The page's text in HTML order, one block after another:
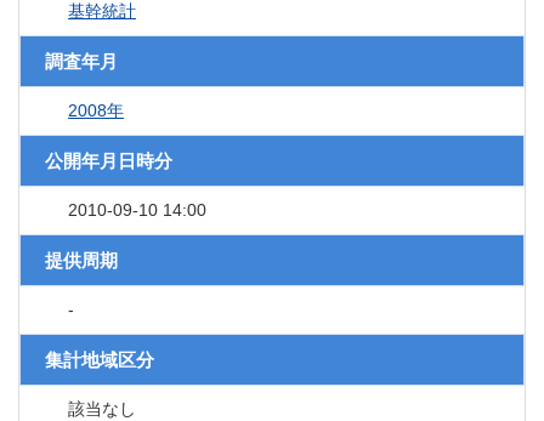
基幹統計
調査年月
2008年
公開年月日時分
2010-09-10 14:00
提供周期
-
集計地域区分
該当なし